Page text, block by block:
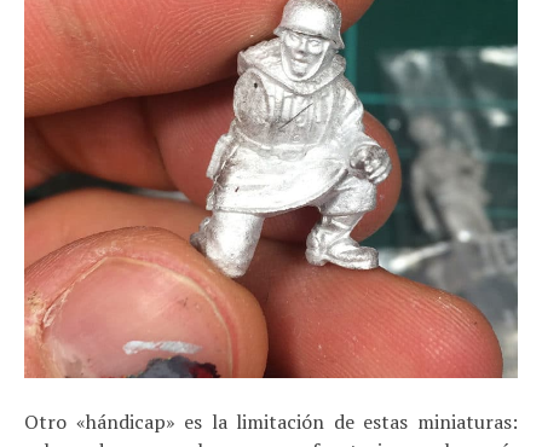
Otro «hándicap» es la limitación de estas miniaturas: